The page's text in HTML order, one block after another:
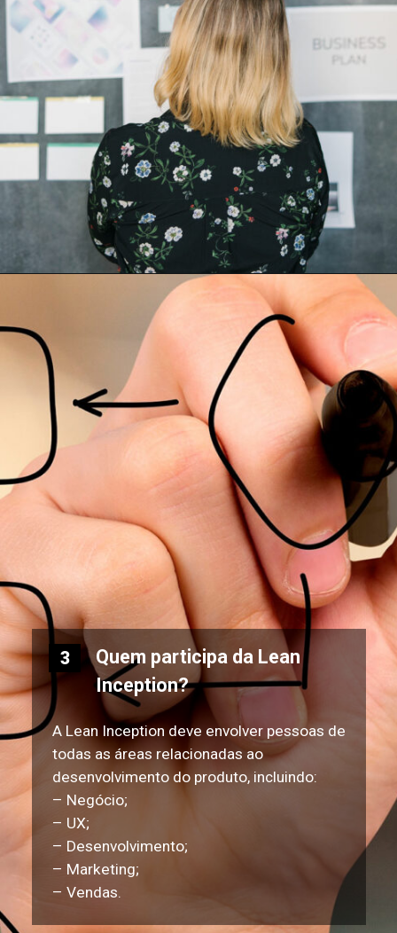
Quem participa da Lean
Inception?
A Lean Inception deve envolver pessoas de
todas as áreas relacionadas ao
desenvolvimento do produto, incluindo:
– Negócio;
– UX;
– Desenvolvimento;
– Marketing;
– Vendas.
3